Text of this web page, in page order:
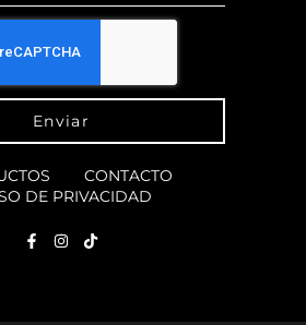
Enviar
CONTACTO
DE PRIVACIDAD